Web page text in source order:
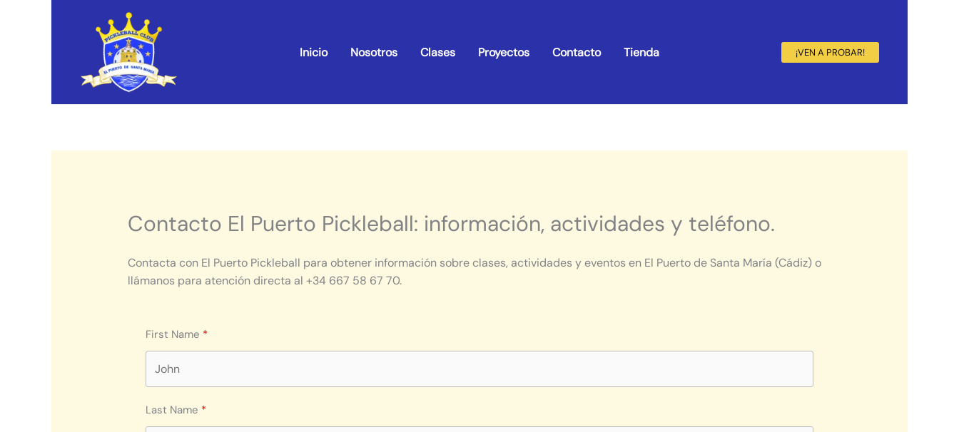
Inicio Nosotros Clases Proyectos Contacto Tienda ¡VEN A PROBAR!
Contacto El Puerto Pickleball: información, actividades y teléfono.
Contacta con El Puerto Pickleball para obtener información sobre clases, actividades y eventos en El Puerto de Santa María (Cádiz) o
llámanos para atención directa al +34 667 58 67 70.
First Name
Last Name